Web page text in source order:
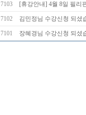
7103 [휴강안내] 4월 8일 필리
7102 김민정님 수강신청 되셨
7101 장혜경님 수강신청 되셨